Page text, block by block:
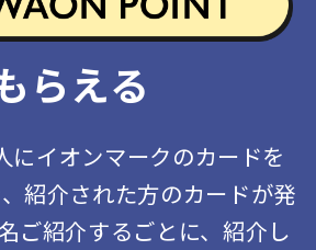
らえる
にイオンマークのカードを
紹介された方のカードが発
ご紹介するごとに、紹介し